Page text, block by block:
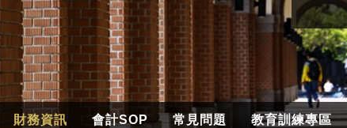
財務資訊 會計SOP 常見問題 教育訓練專區